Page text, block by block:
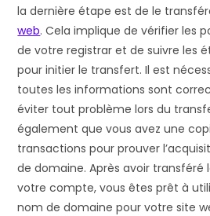
la dernière étape est de le
web. Cela implique de vérifier les
de votre registrar et de suivre les
pour initier le transfert. Il est
toutes les informations sont
éviter tout problème lors du
également que vous avez une
transactions pour prouver
de domaine. Après avoir
votre compte, vous êtes prêt à
nom de domaine pour votre site